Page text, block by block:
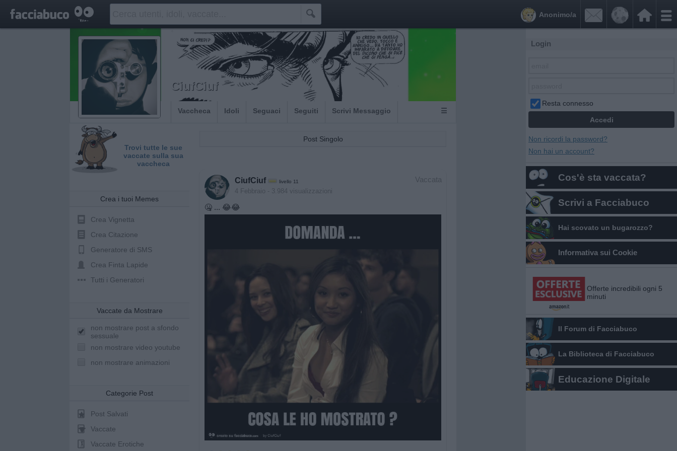
 

Anonimo/a
CiufCiuf
Vaccheca Idoli Seguaci Seguiti Scrivi Messaggio ☰
Trovi tutte le sue
vaccate sulla sua
vaccheca
Crea i tuoi Memes
Crea Vignetta
Crea Citazione
Generatore di SMS
Crea Finta Lapide
Tutti i Generatori
Vaccate da Mostrare
non mostrare post a sfondo
sessuale
non mostrare video youtube
non mostrare animazioni
Categorie Post
Post Salvati
Vaccate
Vaccate Erotiche
Post Singolo
Vaccata
CiufCiuf livello 11
4 Febbraio - 3.984 visualizzazioni
🤐 ... 😂😂
Login
Resta connesso
Non ricordi la password?
Non hai un account?
Cos'è sta vaccata?
Scrivi a Facciabuco
Hai scovato un bugarozzo?
Informativa sui Cookie
Offerte incredibili ogni 5
minuti
Il Forum di Facciabuco
La Biblioteca di Facciabuco
Educazione Digitale